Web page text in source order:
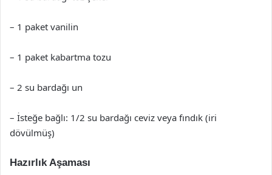
– 1 paket vanilin
– 1 paket kabartma tozu
– 2 su bardağı un
– İsteğe bağlı: 1/2 su bardağı ceviz veya fındık (iri
dövülmüş)
Hazırlık Aşaması